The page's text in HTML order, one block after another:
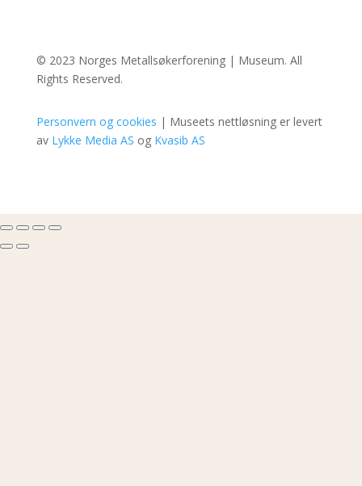
© 2023 Norges Metallsøkerforening | Museum. All
Rights Reserved.
Personvern og cookies | Museets nettløsning er levert
av Lykke Media AS og Kvasib AS